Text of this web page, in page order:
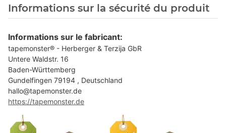
Informations sur la sécurité du produit
Informations sur le fabricant:
tapemonster® - Herberger & Terzija GbR
Untere Waldstr. 16
Baden-Württemberg
Gundelfingen 79194 , Deutschland
hallo@tapemonster.de
https://tapemonster.de